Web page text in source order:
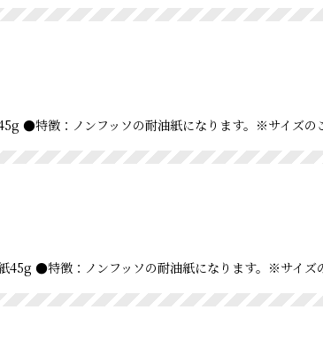
特徴：ノンフッソの耐油紙になります。※サイズの
●特徴：ノンフッソの耐油紙になります。※サイズ